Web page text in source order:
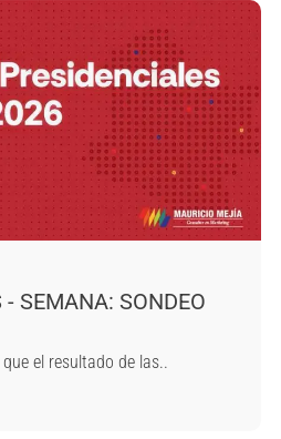
SEMANA: SONDEO
el resultado de las..